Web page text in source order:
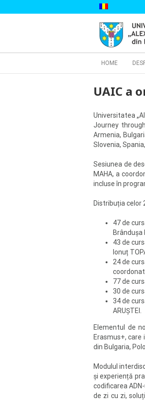
to
Cautare...
HOME
UAIC a
Universitatea
Journey
Armenia,
Slovenia,
Sesiunea de
MAHA, a
incluse în
Distribuția celor
47 de
Brândușa
43 de
Ionuț
24 de
coordonat
77 de
30 de
34 de
ARUȘTEI.
Elementul de
Erasmus+,
din Bulgaria,
Modulul
și experiență
codificarea
de zi cu zi,